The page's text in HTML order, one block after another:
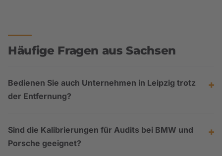
Häufige Fragen aus Sachsen
Bedienen Sie auch Unternehmen in Leipzig trotz
der Entfernung?
Sind die Kalibrierungen für Audits bei BMW und
Porsche geeignet?